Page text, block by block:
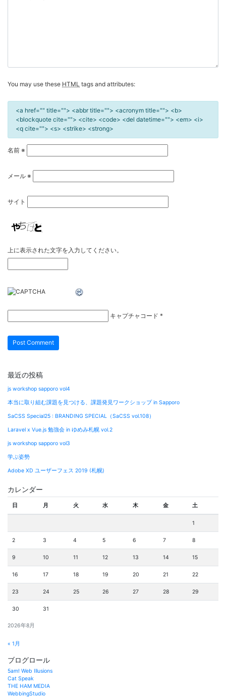
You may use these HTML tags and attributes:
<a href="" title=""> <abbr title=""> <acronym title=""> <b>
<blockquote cite=""> <cite> <code> <del datetime=""> <em> <i>
<q cite=""> <s> <strike> <strong>
名前 ※
メール ※
サイト
上に表示された文字を入力してください。
キャプチャコード *
最近の投稿
js workshop sapporo vol4
本当に取り組む課題を見つける、課題発見ワークショップ in Sapporo
SaCSS Special25 : BRANDING SPECIAL（SaCSS vol.108）
Laravel x Vue.js 勉強会 in ゆめみ札幌 vol.2
js workshop sapporo vol3
学ぶ姿勢
Adobe XD ユーザーフェス 2019 (札幌)
カレンダー
2026年8月
日 月 火 水 木 金 土
1
2 3 4 5 6 7 8
9 10 11 12 13 14 15
16 17 18 19 20 21 22
23 24 25 26 27 28 29
30 31
« 1月
ブログロール
5am! Web Illusions
Cat Speak
THE HAM MEDIA
WebbingStudio